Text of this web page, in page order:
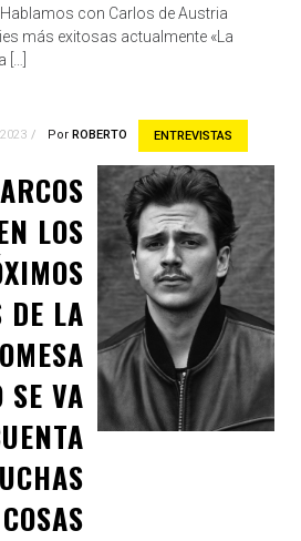
con Carlos de Austria
más exitosas actualmente «La
ENTREVISTAS
Por ROBERTO
LOS
DE LA
SE VA
COSAS